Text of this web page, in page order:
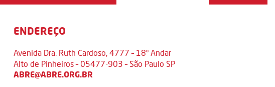
ENDEREÇO
Avenida Dra. Ruth Cardoso, 4777 – 18º Andar
Alto de Pinheiros – 05477-903 – São Paulo SP
ABRE@ABRE.ORG.BR